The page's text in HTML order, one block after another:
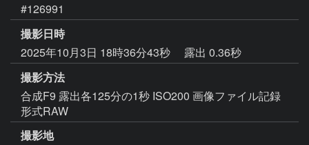
#126991
撮影日時
2025年10月3日 18時36分43秒
露出 0.36秒
撮影方法
合成F9 露出各125分の1秒 ISO200 画像ファイル記録
形式RAW
撮影地